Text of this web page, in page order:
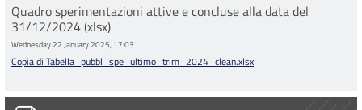
Quadro sperimentazioni attive e concluse alla data del
31/12/2024 (xlsx)
Wednesday 22 January 2025, 17:03
Copia di Tabella_pubbl_spe_ultimo_trim_2024_clean.xlsx